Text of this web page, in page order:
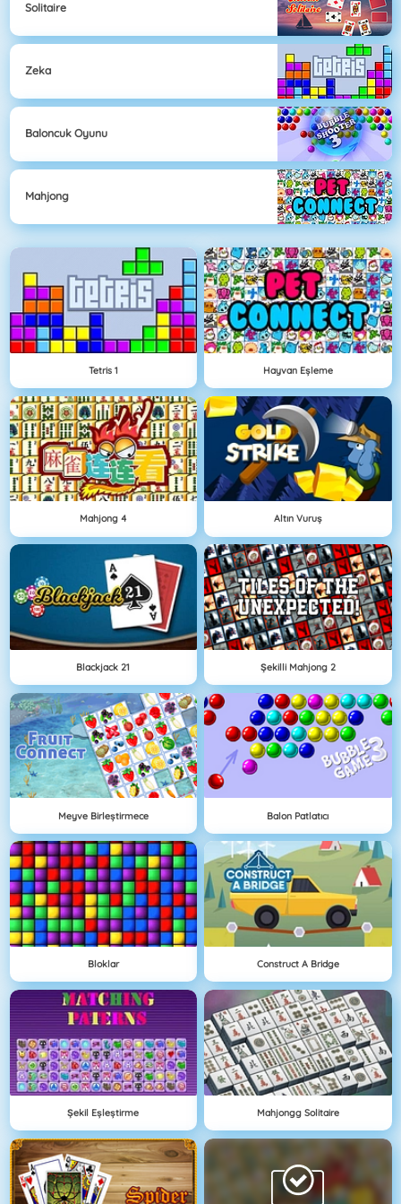
Solitaire
Zeka
Baloncuk Oyunu
Mahjong
Tetris 1 Hayvan Eşleme
Mahjong 4 Altın Vuruş
Blackjack 21 Şekilli Mahjong 2
Meyve Birleştirmece Balon Patlatıcı
Bloklar Construct A Bridge
Şekil Eşleştirme Mahjongg Solitaire